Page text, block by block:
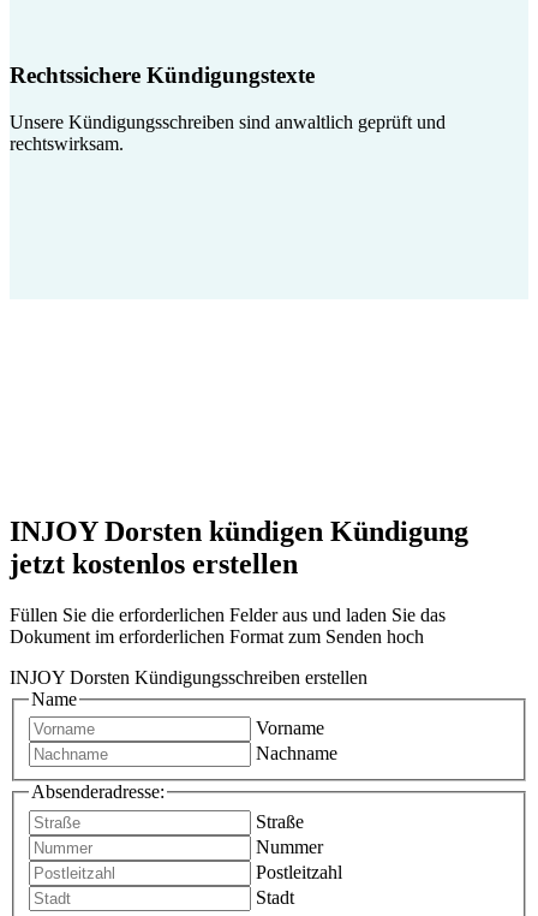
Rechtssichere Kündigungstexte
Unsere Kündigungsschreiben sind anwaltlich geprüft und
rechtswirksam.
INJOY Dorsten kündigen Kündigung
jetzt kostenlos erstellen
Füllen Sie die erforderlichen Felder aus und laden Sie das
Dokument im erforderlichen Format zum Senden hoch
INJOY Dorsten Kündigungsschreiben erstellen
Name
Vorname
Nachname
Absenderadresse:
Straße
Nummer
Postleitzahl
Stadt